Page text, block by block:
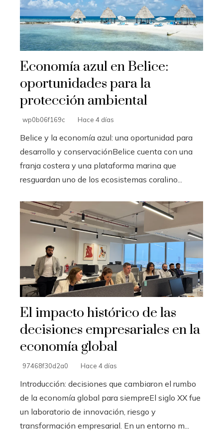
Economía azul en Belice:
oportunidades para la
protección ambiental
wp0b06f169c Hace 4 días
Belice y la economía azul: una oportunidad para
desarrollo y conservaciónBelice cuenta con una
franja costera y una plataforma marina que
resguardan uno de los ecosistemas coralino...
El impacto histórico de las
decisiones empresariales en la
economía global
97468f30d2a0 Hace 4 días
Introducción: decisiones que cambiaron el rumbo
de la economía global para siempreEl siglo XX fue
un laboratorio de innovación, riesgo y
transformación empresarial. En un entorno m...